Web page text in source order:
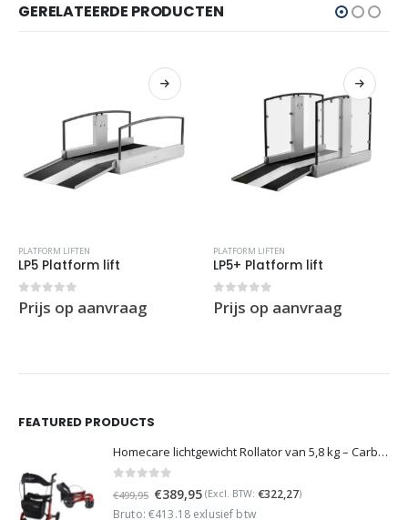
GERELATEERDE PRODUCTEN
PLATFORM LIFTEN
LP5 Platform lift
0out of 5
Prijs op aanvraag
PLATFORM LIFTEN
LP5+ Platform lift
0out of 5
Prijs op aanvraag
FEATURED PRODUCTS
Homecare lichtgewicht Rollator van 5,8 kg – Carbon rollator tot 150 kg draaggewicht – Dubbel opvouwbaar en inclusief reistas - Rood
€499,95 Oorspronkelijke
prijs
€389,95Huidige
prijs
(Excl. BTW: €322,27)
Bruto: €413.18 exlusief btw